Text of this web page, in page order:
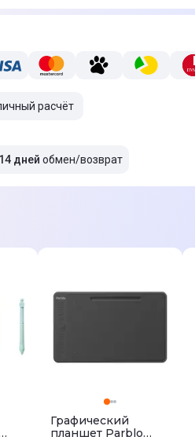
расчёт
14 дней обмен/возврат
Графический
планшет Parblo